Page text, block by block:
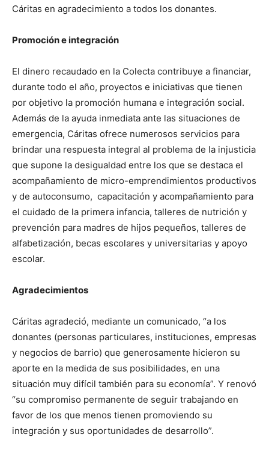
Cáritas en agradecimiento a todos los donantes.
Promoción e integración
El dinero recaudado en la Colecta contribuye a financiar,
durante todo el año, proyectos e iniciativas que tienen
por objetivo la promoción humana e integración social.
Además de la ayuda inmediata ante las situaciones de
emergencia, Cáritas ofrece numerosos servicios para
brindar una respuesta integral al problema de la injusticia
que supone la desigualdad entre los que se destaca el
acompañamiento de micro-emprendimientos productivos
y de autoconsumo, capacitación y acompañamiento para
el cuidado de la primera infancia, talleres de nutrición y
prevención para madres de hijos pequeños, talleres de
alfabetización, becas escolares y universitarias y apoyo
escolar.
Agradecimientos
Cáritas agradeció, mediante un comunicado, “a los
donantes (personas particulares, instituciones, empresas
y negocios de barrio) que generosamente hicieron su
aporte en la medida de sus posibilidades, en una
situación muy difícil también para su economía”. Y renovó
“su compromiso permanente de seguir trabajando en
favor de los que menos tienen promoviendo su
integración y sus oportunidades de desarrollo”.